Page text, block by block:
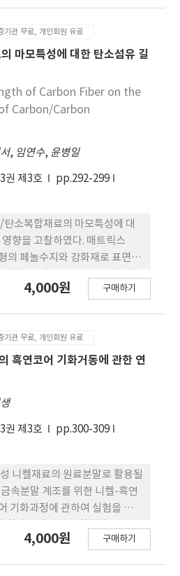
은 이중구조를 이루고 있었다.
다른 삽입금속이 용융상태에서
는 젖음성(wettability)차이에
되며 이러한 반응층의 생성구조
영향을 미치는 것으로 확인되
삽입금속을 사용한 경우 모든 접
의한 모서리 균열(dege
나 Cu-7.5wt% Zr 삽입금속을
조건을 선정하면 반응층의 이
을 완화시킴으로써 균열발생을
의 접합조건에서 비교적 높
강도값을 얻을 수 있었다.
기관 무료, 개인회원 유료
마모특성에 대한 탄소섬유 길
of Carbon Fiber on the
Carbon/Carbon
, 임연수, 윤병일
권 제3호
pp.292-299
소복합재료의 마모특성에 대
향을 고찰하였다. 매트릭스
페놀수지와 강화재로 표면처
1회의 고온열처리 공정과 4회의
steel을 사용하여
m2)의 압력과 0.71m/sec의
측정된 탄소/탄소복합재료의
타나지 않았지만, 마모 속도는
에 따라 증가하는 경향이 나타
섬유 강화 플라스틱의 마모 모델
합재료의 마모 속도가 증가되는
조각의 크기가 커기기 때문에
되었다.
4,000원 구매하기
기관 무료, 개인회원 유료
흑연코어 기화거동에 관한 연
권 제3호
pp.300-309
니켈재료의 원료분말로 활용될
속분말 계조를 위한 니켈-흑연
기화과정에 관하여 실험을 행하
였으며, 약 1시간의
4,000원 구매하기